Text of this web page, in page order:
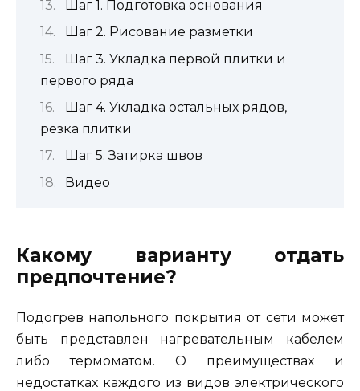
Шаг 1. Подготовка основания
Шаг 2. Рисование разметки
Шаг 3. Укладка первой плитки и
первого ряда
Шаг 4. Укладка остальных рядов,
резка плитки
Шаг 5. Затирка швов
Видео
Какому варианту отдать
предпочтение?
Подогрев напольного покрытия от сети может
быть представлен нагревательным кабелем
либо термоматом. О преимуществах и
недостатках каждого из видов электрического